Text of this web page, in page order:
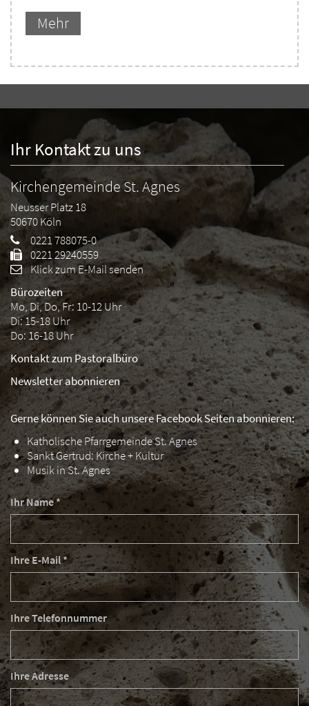
Mehr
Ihr Name *
Ihre E-Mail *
Ihre Telefonnummer
Ihre Adresse
Ihr Kontakt zu uns
Kirchengemeinde St. Agnes
Neusser Platz 18
50670Köln
0221 788075-0
0221 29240559
Klick zum E-Mail senden
Bürozeiten
Mo, Di, Do, Fr: 10-12 Uhr
Di: 15-18 Uhr
Do: 16-18 Uhr
Kontakt zum Pastoralbüro
Newsletter abonnieren
Gerne können Sie auch unsere Facebook Seiten abonnieren:
Katholische Pfarrgemeinde St. Agnes
Sankt Gertrud: Kirche + Kultur
Musik in St. Agnes